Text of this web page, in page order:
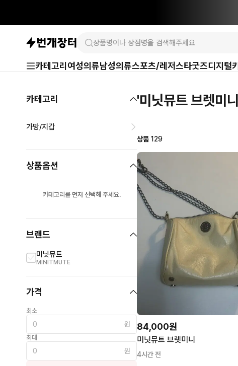
카테고리 여성의류남성의류스포츠/레저스타굿즈디지털
카테고리
가방/지갑
상품옵션
카테고리를 먼저 선택해 주세요.
브랜드
미닛뮤트
MINITMUTE
가격
최소
원
최대
원
'미닛뮤트 브렛미
상품 129
84,000원
미닛뮤트 브렛미니
4시간 전